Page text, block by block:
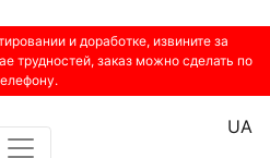
и доработке, извините за
трудностей, заказ можно сделать по
Toggle navigation
UA